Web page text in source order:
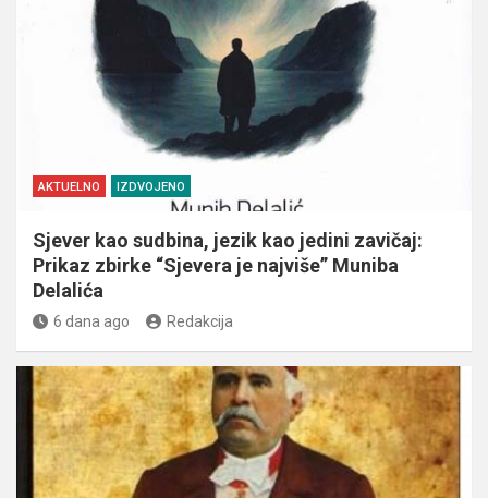
AKTUELNO IZDVOJENO
Sjever kao sudbina, jezik kao jedini zavičaj:
Prikaz zbirke “Sjevera je najviše” Muniba
Delalića
6 dana ago Redakcija